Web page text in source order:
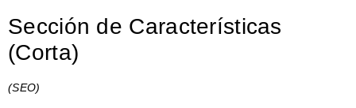
Sección de Características
(Corta)
(SEO)